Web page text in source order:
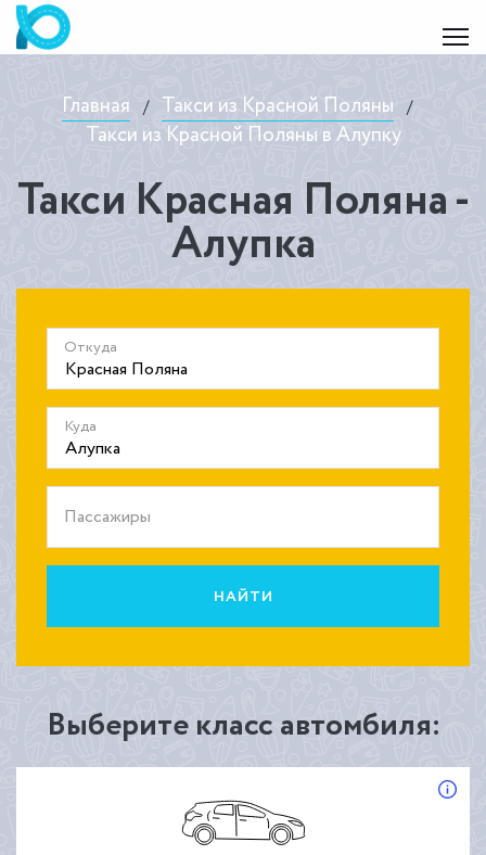
Главная / Такси из Красной Поляны /
Такси из Красной Поляны в Алупку
Такси Красная Поляна -
Алупка
Откуда
Куда
Пассажиры
НАЙТИ
Выберите класс автомбиля: